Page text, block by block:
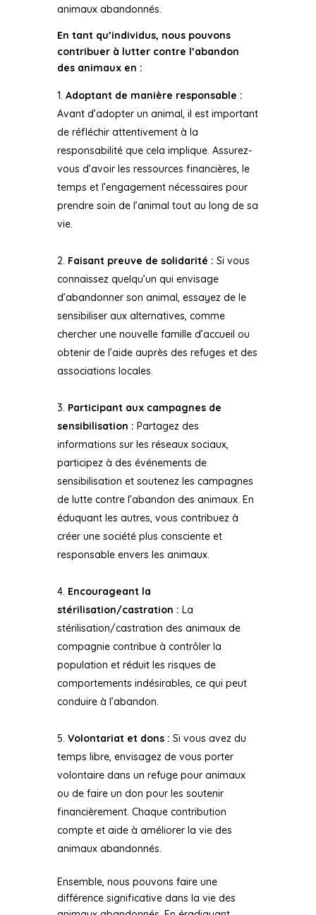
animaux abandonnés.
En tant qu’individus, nous pouvons
contribuer à lutter contre l’abandon
des animaux en :
Adoptant de manière responsable :
Avant d’adopter un animal, il est important
de réfléchir attentivement à la
responsabilité que cela implique. Assurez-
vous d’avoir les ressources financières, le
temps et l’engagement nécessaires pour
prendre soin de l’animal tout au long de sa
vie.
Faisant preuve de solidarité : Si vous
connaissez quelqu’un qui envisage
d’abandonner son animal, essayez de le
sensibiliser aux alternatives, comme
chercher une nouvelle famille d’accueil ou
obtenir de l’aide auprès des refuges et des
associations locales.
Participant aux campagnes de
sensibilisation : Partagez des
informations sur les réseaux sociaux,
participez à des événements de
sensibilisation et soutenez les campagnes
de lutte contre l’abandon des animaux. En
éduquant les autres, vous contribuez à
créer une société plus consciente et
responsable envers les animaux.
Encourageant la
stérilisation/castration : La
stérilisation/castration des animaux de
compagnie contribue à contrôler la
population et réduit les risques de
comportements indésirables, ce qui peut
conduire à l’abandon.
Volontariat et dons : Si vous avez du
temps libre, envisagez de vous porter
volontaire dans un refuge pour animaux
ou de faire un don pour les soutenir
financièrement. Chaque contribution
compte et aide à améliorer la vie des
animaux abandonnés.
Ensemble, nous pouvons faire une
différence significative dans la vie des